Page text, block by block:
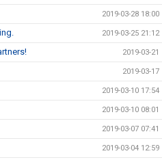
2019-03-28 18:00
2019-03-25 21:12
2019-03-21
2019-03-17
2019-03-10 17:54
2019-03-10 08:01
2019-03-07 07:41
2019-03-04 12:59